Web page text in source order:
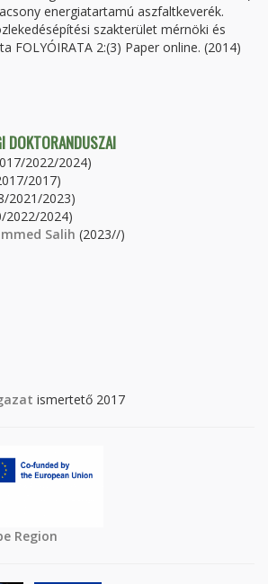
energiatartamú aszfaltkeverék.
szakterület mérnöki és
FOLYÓIRATA 2:(3) Paper online. (2014)
DOKTORANDUSZAI
2022/2024)
2017)
2021/2023)
2022/2024)
Salih (2023//)
ismertető 2017
Region